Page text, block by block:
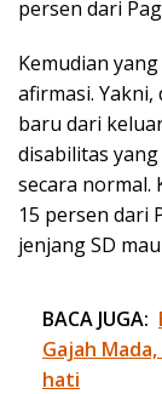
persen dari
Kemudian
afirmasi.
baru dari
disabilitas
secara normal.
15 persen dari
jenjang SD
BACA JUGA:
Gajah
hati